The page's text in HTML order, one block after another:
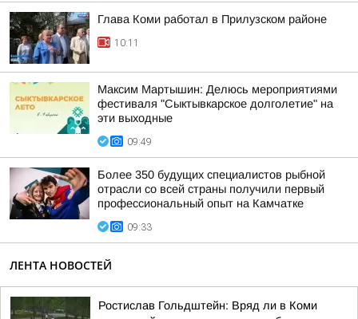
Глава Коми работал в Прилузском районе
10:11
Максим Мартышин: Делюсь мероприятиями
фестиваля "Сыктывкарское долголетие" на
эти выходные
09:49
Более 350 будущих специалистов рыбной
отрасли со всей страны получили первый
профессиональный опыт на Камчатке
09:33
ЛЕНТА НОВОСТЕЙ
Ростислав Гольдштейн: Вряд ли в Коми